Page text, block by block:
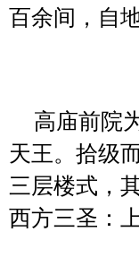
百余间，自
高庙前院
天王。拾级
三层楼式，
西方三圣：